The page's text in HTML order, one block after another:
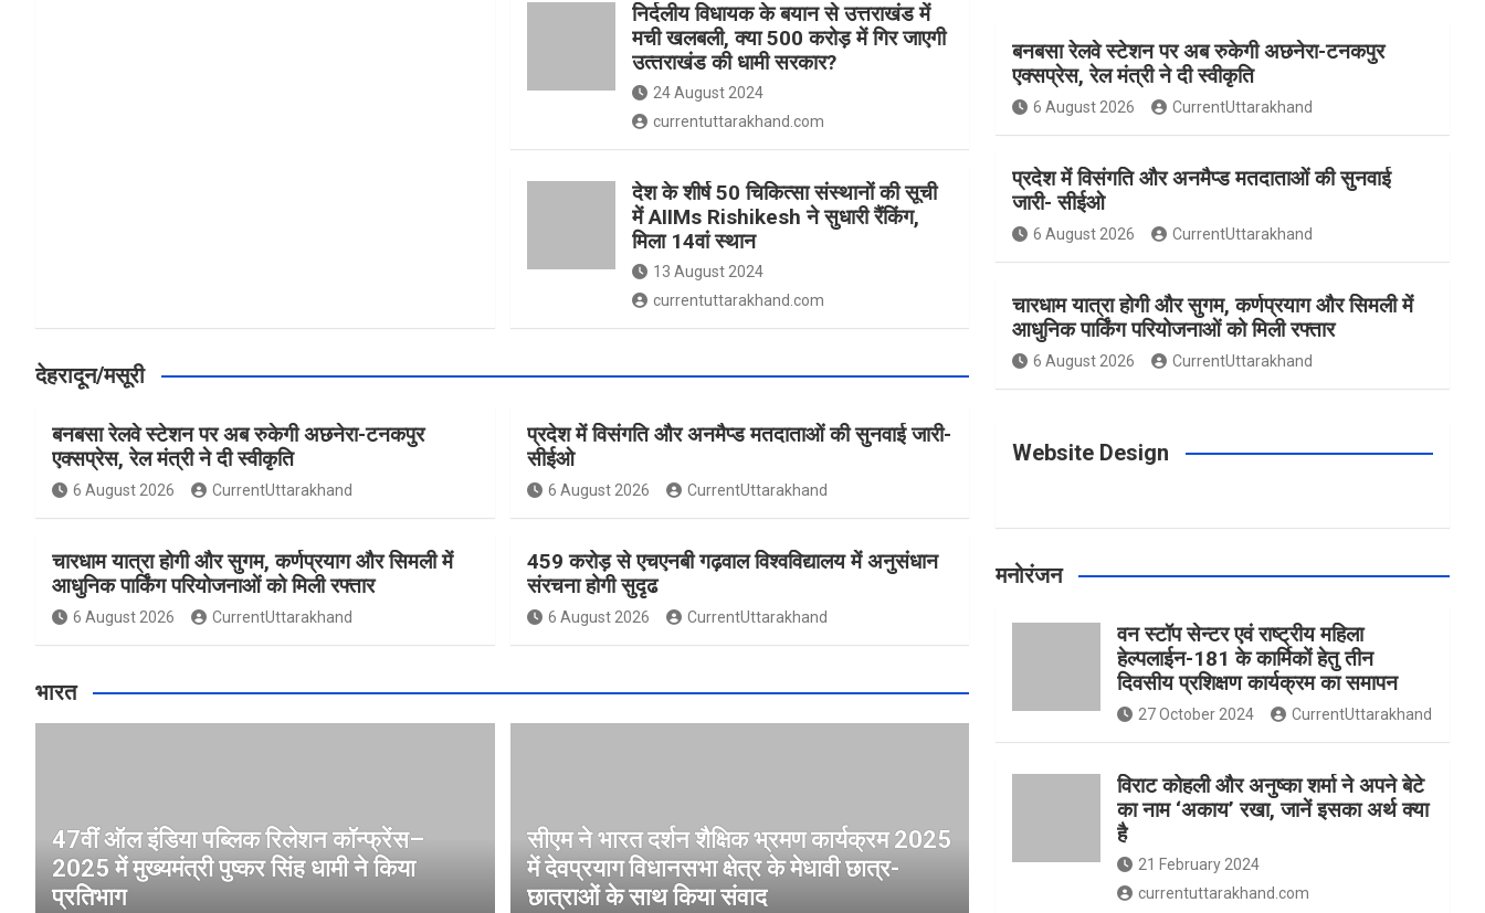
निर्दलीय विधायक के बयान से उत्तराखंड में
मची खलबली, क्‍या 500 करोड़ में गिर जाएगी
उत्‍तराखंड की धामी सरकार?
24 August 2024
currentuttarakhand.com
देश के शीर्ष 50 चिकित्सा संस्थानों की सूची
में AIIMs Rishikesh ने सुधारी रैंकिंग,
मिला 14वां स्थान
13 August 2024
currentuttarakhand.com
देहरादून/मसूरी
बनबसा रेलवे स्टेशन पर अब रुकेगी अछनेरा-टनकपुर
एक्सप्रेस, रेल मंत्री ने दी स्वीकृति
6 August 2026 CurrentUttarakhand
प्रदेश में विसंगति और अनमैप्ड मतदाताओं की सुनवाई जारी-
सीईओ
6 August 2026 CurrentUttarakhand
चारधाम यात्रा होगी और सुगम, कर्णप्रयाग और सिमली में
आधुनिक पार्किंग परियोजनाओं को मिली रफ्तार
6 August 2026 CurrentUttarakhand
459 करोड़ से एचएनबी गढ़वाल विश्वविद्यालय में अनुसंधान
संरचना होगी सुदृढ
6 August 2026 CurrentUttarakhand
भारत
47वीं ऑल इंडिया पब्लिक रिलेशन कॉन्फ्रेंस–
2025 में मुख्यमंत्री पुष्कर सिंह धामी ने किया
प्रतिभाग
सीएम ने भारत दर्शन शैक्षिक भ्रमण कार्यक्रम 2025
में देवप्रयाग विधानसभा क्षेत्र के मेधावी छात्र-
छात्राओं के साथ किया संवाद
e
b
o
o
k
t
a
r
a
t
e
e
s
t
t
r
u
e
बनबसा रेलवे स्टेशन पर अब रुकेगी अछनेरा-टनकपुर
एक्सप्रेस, रेल मंत्री ने दी स्वीकृति
6 August 2026 CurrentUttarakhand
प्रदेश में विसंगति और अनमैप्ड मतदाताओं की सुनवाई
जारी- सीईओ
6 August 2026 CurrentUttarakhand
चारधाम यात्रा होगी और सुगम, कर्णप्रयाग और सिमली में
आधुनिक पार्किंग परियोजनाओं को मिली रफ्तार
6 August 2026 CurrentUttarakhand
Website Design
मनोरंजन
वन स्टॉप सेन्टर एवं राष्ट्रीय महिला
हेल्पलाईन-181 के कार्मिकों हेतु तीन
दिवसीय प्रशिक्षण कार्यक्रम का समापन
27 October 2024 CurrentUttarakhand
विराट कोहली और अनुष्का शर्मा ने अपने बेटे
का नाम ‘अकाय’ रखा, जानें इसका अर्थ क्‍या
है
21 February 2024
currentuttarakhand.com